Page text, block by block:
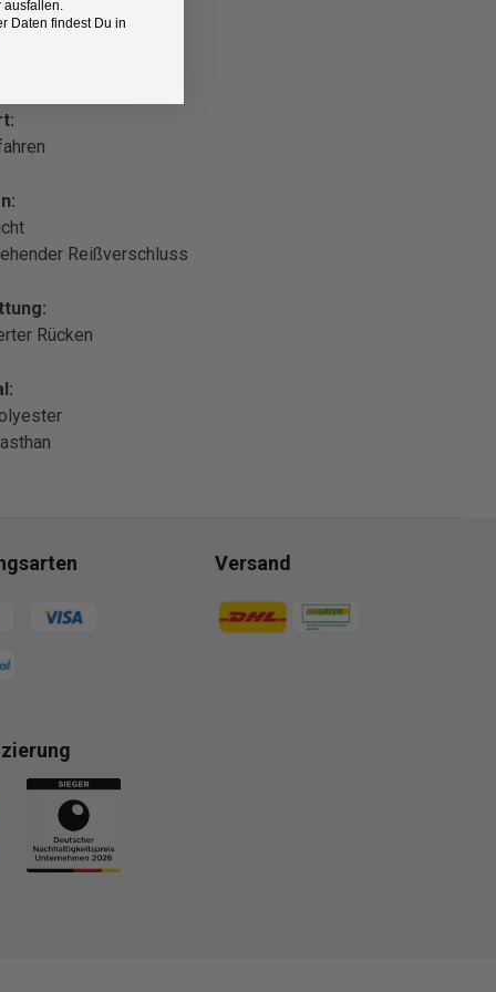
Reißverschluss
Rücken
Versand
Zahlungsmethoden
Daten findest Du in